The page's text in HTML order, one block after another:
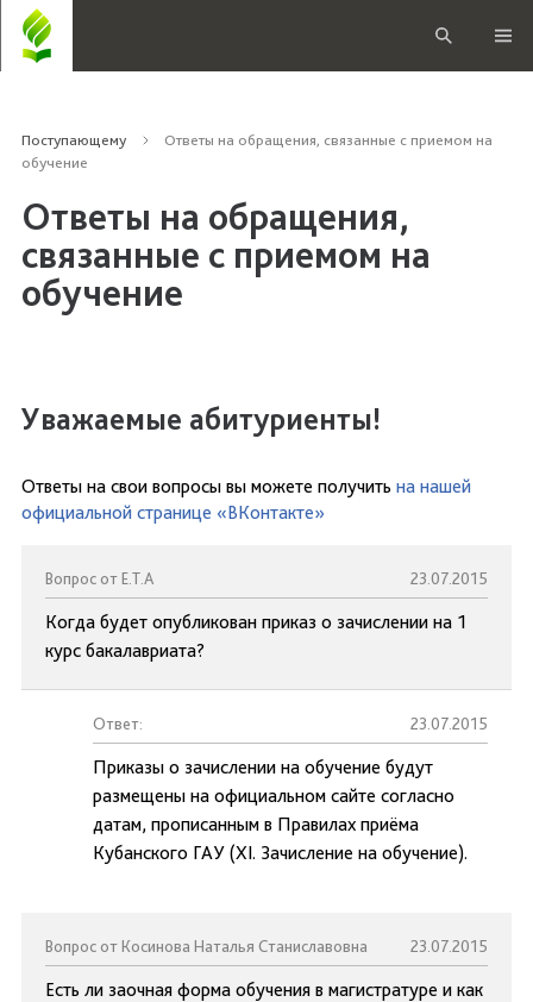
Поступающему
Ответы на обращения, связанные с приемом на
обучение
Ответы на обращения,
связанные с приемом на
обучение
Уважаемые абитуриенты!
Ответы на свои вопросы вы можете получить на нашей
официальной странице «ВКонтакте»
Вопрос от Е.Т.А 23.07.2015
Когда будет опубликован приказ о зачислении на 1
курс бакалавриата?
Ответ: 23.07.2015
Приказы о зачислении на обучение будут
размещены на официальном сайте согласно
датам, прописанным в Правилах приёма
Кубанского ГАУ (XI. Зачисление на обучение).
Вопрос от Косинова Наталья Станиславовна 23.07.2015
Есть ли заочная форма обучения в магистратуре и как